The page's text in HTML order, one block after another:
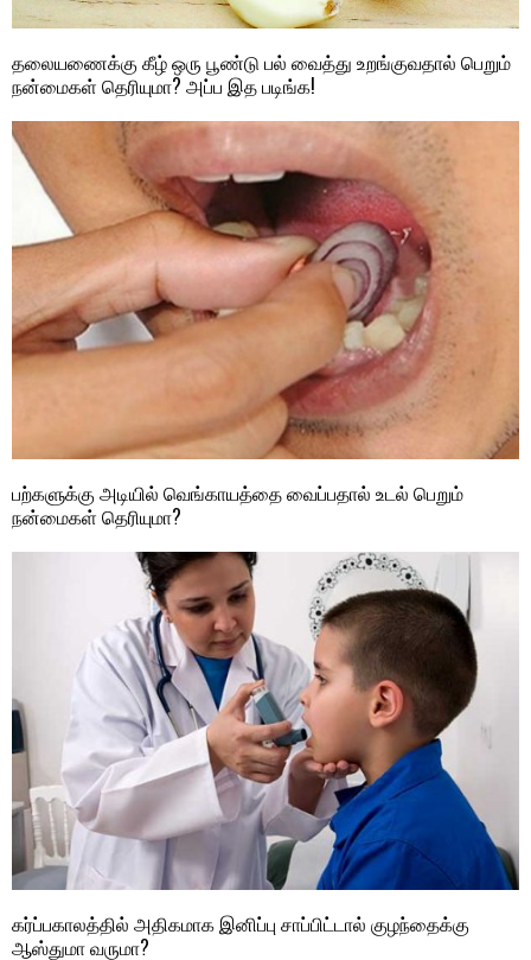
தலையணைக்கு கீழ் ஒரு பூண்டு பல் வைத்து உறங்குவதால் பெறும்
நன்மைகள் தெரியுமா? அப்ப இத படிங்க!
பற்களுக்கு அடியில் வெங்காயத்தை வைப்பதால் உடல் பெறும்
நன்மைகள் தெரியுமா?
கர்ப்பகாலத்தில் அதிகமாக இனிப்பு சாப்பிட்டால் குழந்தைக்கு
ஆஸ்துமா வருமா?